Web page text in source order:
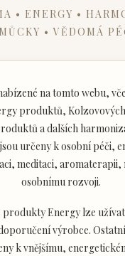
• ENERGY •
• VĚDOMÁ
na tomto webu,
produktů,
a dalších
určeny k osobní péči,
meditaci, aromaterapii,
osobnímu rozvoji.
produkty Energy lze
výrobce.
k vnějšímu,